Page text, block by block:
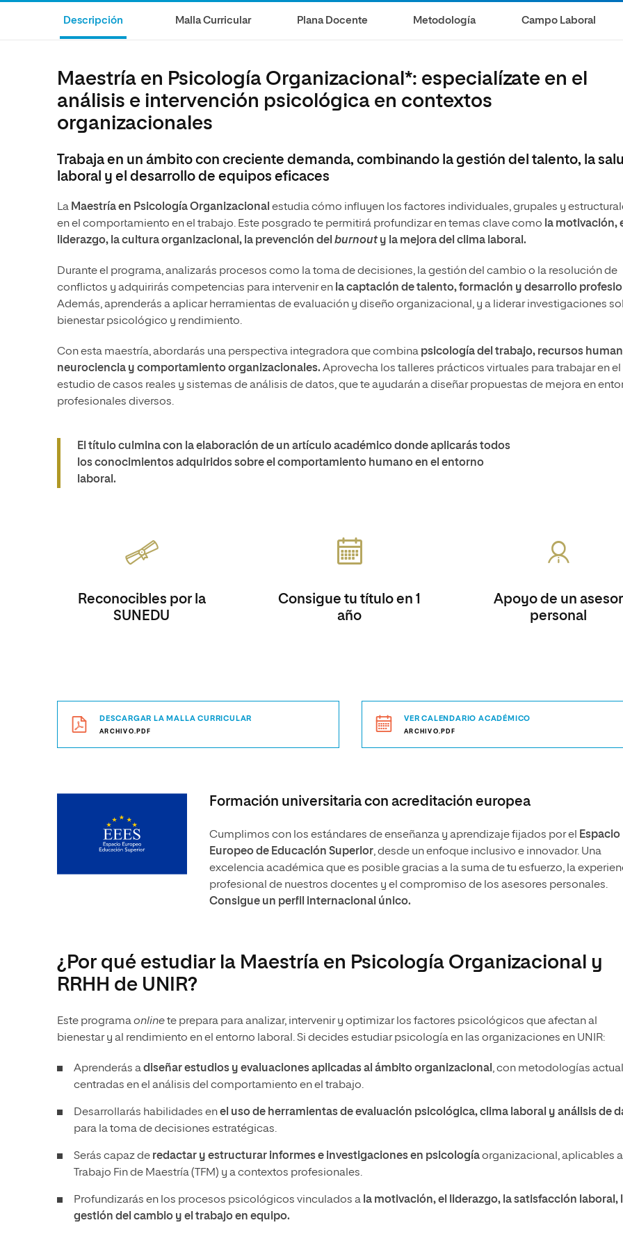
Internacionales
Artes
Ciencias Políticas y Relaciones
Humanidades
Diseño
Ciencias Sociales y del Trabajo
Seguridad
Marketing y Comunicación
Artes
Internacionales
Humanidades
Diseño
Ciencias Criminológicas y de la
Seguridad
Descripción Malla Curricular Plana Docente Metodología Campo Laboral
Maestría en Psicología Organizacional*: especialízate en el
análisis e intervención psicológica en contextos
organizacionales
Trabaja en un ámbito con creciente demanda, combinando la gestión del talento, la
laboral y el desarrollo de equipos eficaces
La Maestría en Psicología Organizacional estudia cómo influyen los factores individuales, grupales y
en el comportamiento en el trabajo. Este posgrado te permitirá profundizar en temas clave como la motivación,
liderazgo, la cultura organizacional, la prevención del burnout y la mejora del clima laboral.
Durante el programa, analizarás procesos como la toma de decisiones, la gestión del cambio o la resolución de
conflictos y adquirirás competencias para intervenir en la captación de talento, formación y desarrollo
Además, aprenderás a aplicar herramientas de evaluación y diseño organizacional, y a liderar investigaciones
bienestar psicológico y rendimiento.
Con esta maestría, abordarás una perspectiva integradora que combina psicología del trabajo, recursos
neurociencia y comportamiento organizacionales. Aprovecha los talleres prácticos virtuales para trabajar en el
estudio de casos reales y sistemas de análisis de datos, que te ayudarán a diseñar propuestas de mejora en
profesionales diversos.
El título culmina con la elaboración de un artículo académico donde aplicarás todos
los conocimientos adquiridos sobre el comportamiento humano en el entorno
laboral.
Reconocibles por la
SUNEDU
Consigue tu título en 1
año
Apoyo de un asesor
personal
DESCARGAR LA MALLA CURRICULAR
ARCHIVO.PDF
VER CALENDARIO ACADÉMICO
ARCHIVO.PDF
Formación universitaria con acreditación europea
Cumplimos con los estándares de enseñanza y aprendizaje fijados por el
Espacio
Europeo de Educación Superior, desde un enfoque inclusivo e innovador. Una
excelencia académica que es posible gracias a la suma de tu esfuerzo, la
profesional de nuestros docentes y el compromiso de los asesores personales.
Consigue un perfil internacional único.
¿Por qué estudiar la Maestría en Psicología Organizacional y
RRHH de UNIR?
Este programaonlinete prepara para analizar, intervenir y optimizar los factores psicológicos que afectan al
bienestar y al rendimiento en el entorno laboral. Si decides estudiar psicología en las organizaciones en UNIR:
Aprenderás adiseñar estudios y evaluaciones aplicadas al ámbito organizacional , con metodologías
centradas en el análisis del comportamiento en el trabajo.
Desarrollarás habilidades enel uso de herramientas de evaluación psicológica,clima laboral y análisis de
para la toma de decisiones estratégicas.
Serás capaz de redactar y estructurar informes e investigaciones en psicologíaorganizacional, aplicables
Trabajo Fin de Maestría (TFM) y a contextos profesionales.
Profundizarás en los procesos psicológicos vinculados a la motivación, el liderazgo, la satisfacción laboral,
gestión del cambio y el trabajo en equipo.